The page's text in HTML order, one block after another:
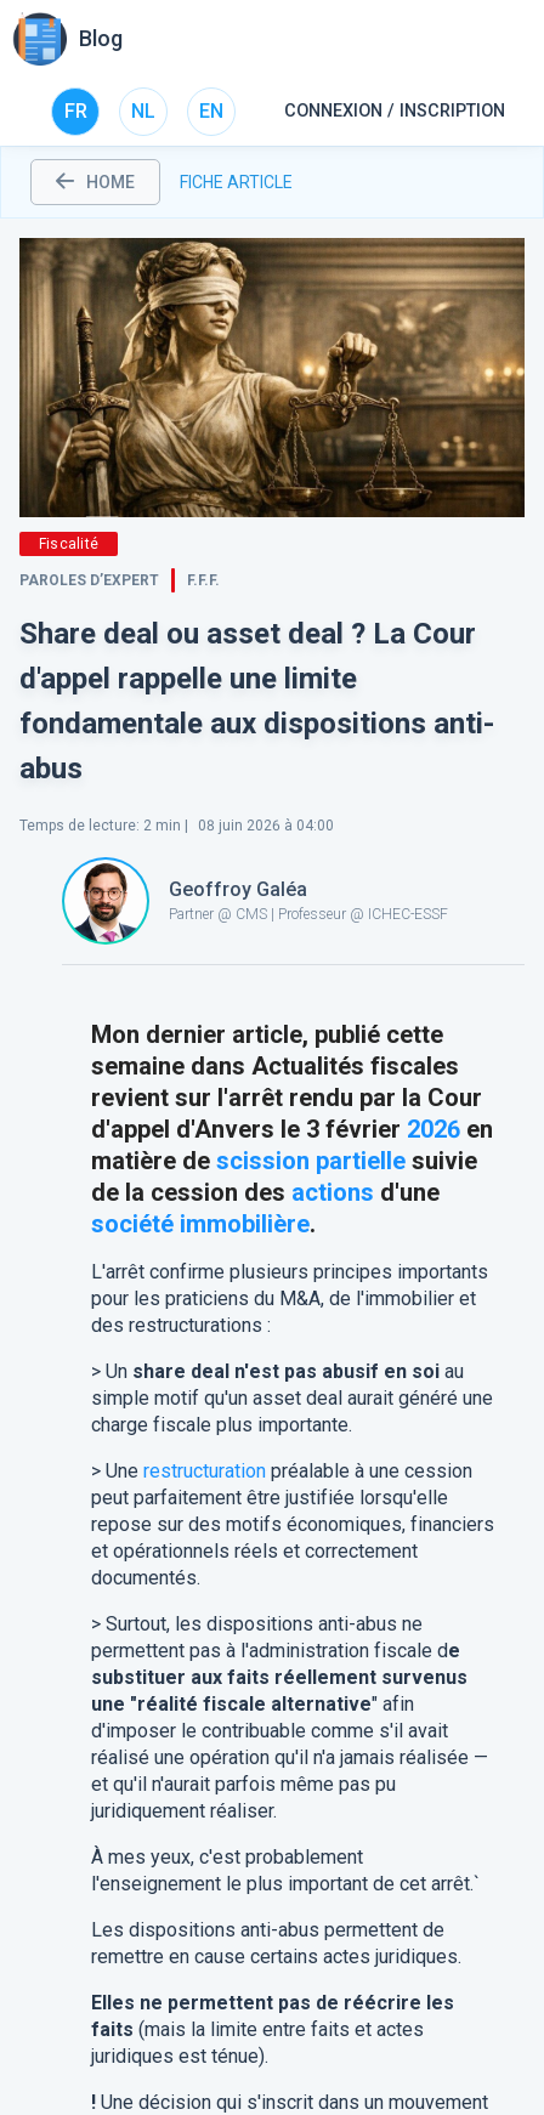
Blog
FR NL EN CONNEXION / INSCRIPTION
HOME FICHE ARTICLE
Fiscalité
PAROLES D’EXPERT F.F.F.
Share deal ou asset deal ? La Cour
d'appel rappelle une limite
fondamentale aux dispositions anti-
abus
Temps de lecture: 2 min | 08 juin 2026 à 04:00
Geoffroy Galéa
Partner @ CMS | Professeur @ ICHEC-ESSF
Mon dernier article, publié cette
semaine dans Actualités fiscales
revient sur l'arrêt rendu par la Cour
d'appel d'Anvers le 3 février 2026en
matière de scission partiellesuivie
de la cession des actions d'une
société immobilière.
​L'arrêt confirme plusieurs principes importants
pour les praticiens du M&A, de l'immobilier et
des restructurations :
> Un share deal n'est pas abusif en soiau
simple motif qu'un asset deal aurait généré une
charge fiscale plus importante.
> Une restructurationpréalable à une cession
peut parfaitement être justifiée lorsqu'elle
repose sur des motifs économiques, financiers
et opérationnels réels et correctement
documentés.
> Surtout, les dispositions anti-abus ne
permettent pas à l'administration fiscale de
substituer aux faits réellement survenus
une "réalité fiscale alternative" afin
d'imposer le contribuable comme s'il avait
réalisé une opération qu'il n'a jamais réalisée —
et qu'il n'aurait parfois même pas pu
juridiquement réaliser.
​À mes yeux, c'est probablement
l'enseignement le plus important de cet arrêt.`
Les dispositions anti-abus permettent de
remettre en cause certains actes juridiques.
​Elles ne permettent pas de réécrire les
faits (mais la limite entre faits et actes
juridiques est ténue).
!Une décision qui s'inscrit dans un mouvement